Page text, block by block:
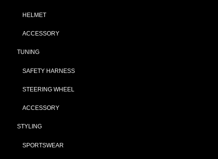
HELMET
ACCESSORY
TUNING
SAFETY HARNESS
STEERING WHEEL
ACCESSORY
STYLING
SPORTSWEAR